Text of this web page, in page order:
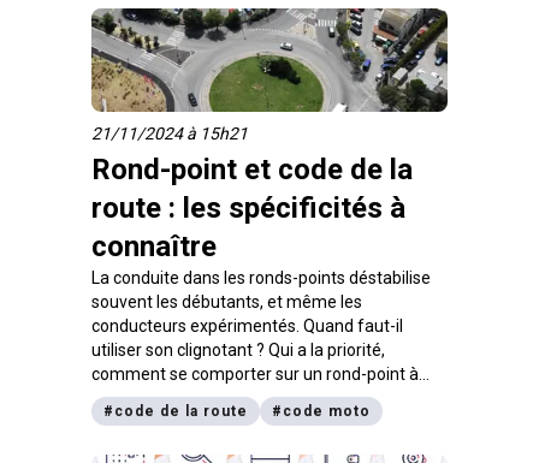
l’examen théorique peut être passé à partir de
15 ans dans le cadre de la conduite
accompagnée. Dans cet article, nous allons
voir en détail quels sont les critères liés à l’âge
l’option de formation que tu souhaites choisir.
21/11/2024 à 15h21
Rond-point et code de la
route : les spécificités à
connaître
La conduite dans les ronds-points déstabilise
souvent les débutants, et même les
conducteurs expérimentés. Quand faut-il
utiliser son clignotant ? Qui a la priorité,
comment se comporter sur un rond-point à
plusieurs voies ?
# code de la route # code moto